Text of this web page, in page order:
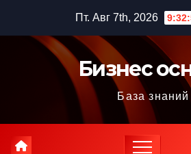
содержимому
Пт. Авг 7th, 2026
Бизнес
База знаний